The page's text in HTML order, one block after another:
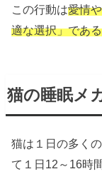
この行動は愛情
適な選択」であ
猫の睡眠メ
猫は１日の多く
て１日12～16時